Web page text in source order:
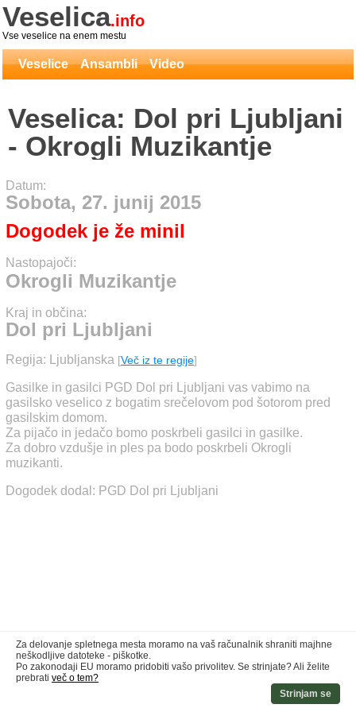
Veselica.info
Vse veselice na enem mestu
Veselice Ansambli Video
Veselica: Dol pri Ljubljani
- Okrogli Muzikantje
Datum:
Sobota, 27. junij 2015
Dogodek je že minil
Nastopajoči:
Okrogli Muzikantje
Kraj in občina:
Dol pri Ljubljani
Regija: Ljubljanska [Več iz te regije]
Gasilke in gasilci PGD Dol pri Ljubljani vas vabimo na
gasilsko veselico z bogatim srečelovom pod šotorom pred
gasilskim domom.
Za pijačo in jedačo bomo poskrbeli gasilci in gasilke.
Za dobro vzdušje in ples pa bodo poskrbeli Okrogli
muzikanti.
Dogodek dodal: PGD Dol pri Ljubljani
Za delovanje spletnega mesta moramo na vaš računalnik shraniti majhne
neškodljive datoteke - piškotke.
Po zakonodaji EU moramo pridobiti vašo privolitev. Se strinjate? Ali želite
prebrati več o tem?
Strinjam se